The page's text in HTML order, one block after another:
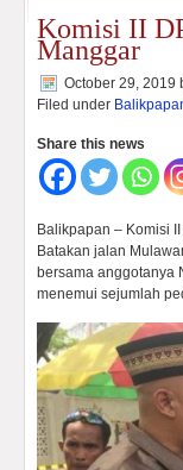
Komisi II
Manggar
October 29, 2019
Filed under
Share this news
Balikpapan – Komisi
Batakan jalan
bersama anggotanya
menemui sejumlah